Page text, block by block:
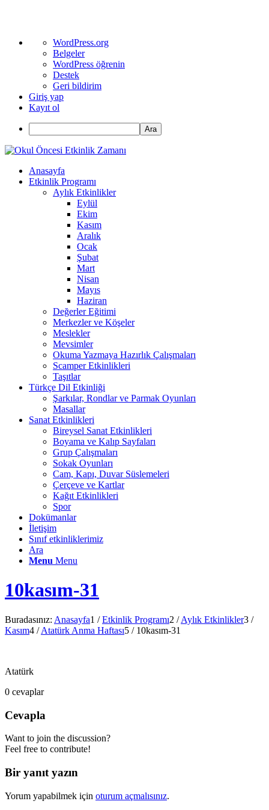
WordPress
hakkında
WordPress.org
Belgeler
WordPress öğrenin
Destek
Geri bildirim
Giriş yap
Kayıt ol
Ara
Anasayfa
Etkinlik Programı
Aylık Etkinlikler
Eylül
Ekim
Kasım
Aralık
Ocak
Şubat
Mart
Nisan
Mayıs
Haziran
Değerler Eğitimi
Merkezler ve Köşeler
Meslekler
Mevsimler
Okuma Yazmaya Hazırlık Çalışmaları
Scamper Etkinlikleri
Taşıtlar
Türkçe Dil Etkinliği
Şarkılar, Rondlar ve Parmak Oyunları
Masallar
Sanat Etkinlikleri
Bireysel Sanat Etkinlikleri
Boyama ve Kalıp Sayfaları
Grup Çalışmaları
Sokak Oyunları
Cam, Kapı, Duvar Süslemeleri
Çerçeve ve Kartlar
Kağıt Etkinlikleri
Spor
Dokümanlar
İletişim
Sınıf etkinliklerimiz
Ara
Menu Menu
10kasım-31
Buradasınız: Anasayfa1 / Etkinlik Programı2 / Aylık Etkinlikler3 /
Kasım4 / Atatürk Anma Haftası5 / 10kasım-31
Atatürk
0 cevaplar
Cevapla
Want to join the discussion?
Feel free to contribute!
Bir yanıt yazın
Yorum yapabilmek için oturum açmalısınız.